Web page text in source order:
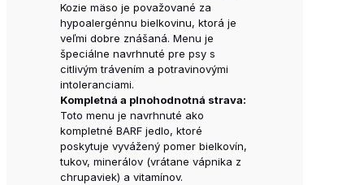
Kozie mäso je považované za
hypoalergénnu bielkovinu, ktorá je
veľmi dobre znášaná. Menu je
špeciálne navrhnuté pre psy s
citlivým trávením a potravinovými
intoleranciami.
Kompletná a plnohodnotná strava:
Toto menu je navrhnuté ako
kompletné BARF jedlo, ktoré
poskytuje vyvážený pomer bielkovín,
tukov, minerálov (vrátane vápnika z
chrupaviek) a vitamínov.